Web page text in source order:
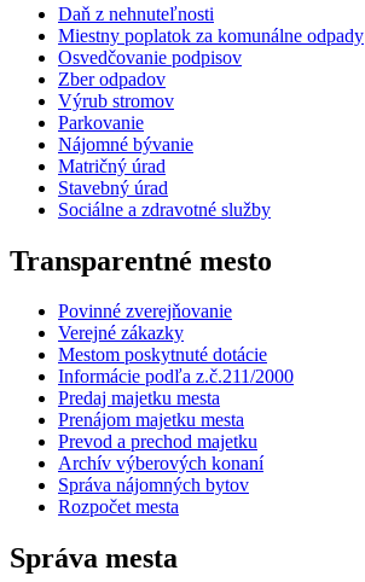
Daň z nehnuteľnosti
Miestny poplatok za komunálne odpady
Osvedčovanie podpisov
Zber odpadov
Výrub stromov
Parkovanie
Nájomné bývanie
Matričný úrad
Stavebný úrad
Sociálne a zdravotné služby
Transparentné mesto
Povinné zverejňovanie
Verejné zákazky
Mestom poskytnuté dotácie
Informácie podľa z.č.211/2000
Predaj majetku mesta
Prenájom majetku mesta
Prevod a prechod majetku
Archív výberových konaní
Správa nájomných bytov
Rozpočet mesta
Správa mesta